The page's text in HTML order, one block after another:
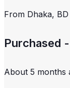
From Dhaka, BD
Purchased -
About 5 months